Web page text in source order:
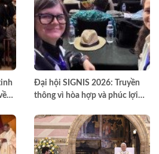
Đại hội SIGNIS 2026: Truyền
thông vì hòa hợp và phúc lợi